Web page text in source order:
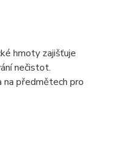
hmoty zajišťuje
nečistot.
na předmětech pro